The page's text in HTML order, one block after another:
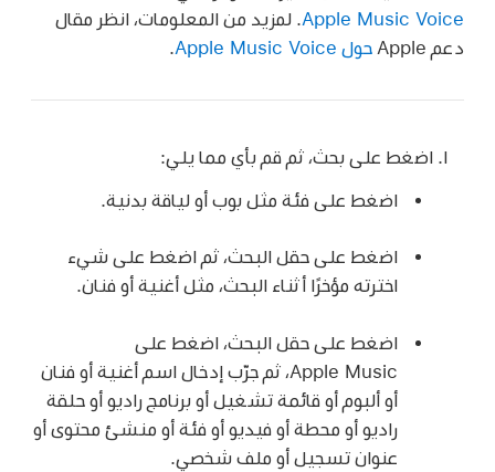
Apple Music Voice . لمزيد من المعلومات، انظر مقال
دعم Apple
حول Apple Music Voice
اضغط على بحث، ثم قم بأي مما يلي:
اضغط على فئة مثل بوب أو لياقة بدنية.
اضغط على حقل البحث، ثم اضغط على شيء
اخترته مؤخرًا أثناء البحث، مثل أغنية أو فنان.
اضغط على حقل البحث، اضغط على
Apple Music، ثم جرّب إدخال اسم أغنية أو فنان
أو ألبوم أو قائمة تشغيل أو برنامج راديو أو حلقة
راديو أو محطة أو فيديو أو فئة أو منشئ محتوى أو
عنوان تسجيل أو ملف شخصي.